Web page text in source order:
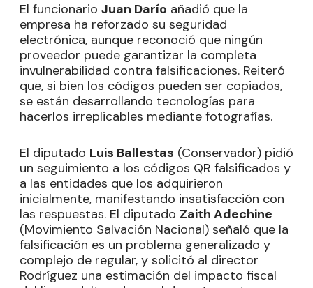
El funcionario Juan Darío añadió que la
empresa ha reforzado su seguridad
electrónica, aunque reconoció que ningún
proveedor puede garantizar la completa
invulnerabilidad contra falsificaciones. Reiteró
que, si bien los códigos pueden ser copiados,
se están desarrollando tecnologías para
hacerlos irreplicables mediante fotografías.
El diputado Luis Ballestas (Conservador) pidió
un seguimiento a los códigos QR falsificados y
a las entidades que los adquirieron
inicialmente, manifestando insatisfacción con
las respuestas. El diputado Zaith Adechine
(Movimiento Salvación Nacional) señaló que la
falsificación es un problema generalizado y
complejo de regular, y solicitó al director
Rodríguez una estimación del impacto fiscal